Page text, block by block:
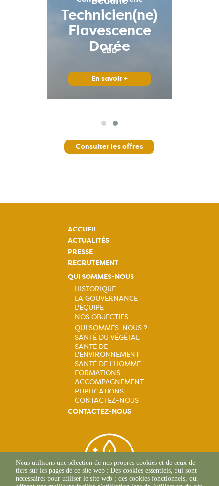
Référent(e)
Géomatique &
Chargé(e) de
CDD
En savoir +
Consulter les offres
ACCUEIL
ACTUALITÉS
PRESSE
RECRUTEMENT
QUI SOMMES-NOUS
Navigation
principale
HISTORIQUE
LA GOUVERNANCE
L'ÉQUIPE
NOS OBJECTIFS
Navigation
principale
QUI SOMMES-NOUS ?
SANTÉ DU VÉGÉTAL
SANTÉ DE
L'ENVIRONNEMENT
SANTÉ DE L'HOMME
FORMATIONS
ACCOMPAGNEMENT
PUBLICATIONS
CONTACTEZ-NOUS
CONTACTEZ-NOUS
Nous utilisons une sélection de nos propres cookies et de ceux de
tiers sur les pages de ce site web : Des cookies essentiels, qui sont
nécessaires pour utiliser le site web ; des cookies fonctionnels, qui